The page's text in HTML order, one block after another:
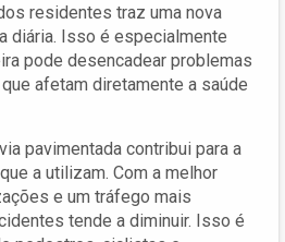
residentes traz uma nova
diária. Isso é especialmente
pode desencadear problemas
afetam diretamente a saúde
pavimentada contribui para a
a utilizam. Com a melhor
e um tráfego mais
tende a diminuir. Isso é